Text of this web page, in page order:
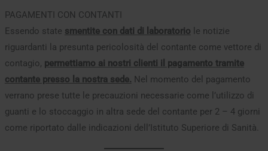
PAGAMENTI CON CONTANTI
Essendo state smentite con dati di laboratorio le notizie
riguardanti la presunta pericolosità del contante come vettore di
contagio, permettiamo ai nostri clienti il pagamento tramite
contante presso la nostra sede. Nel momento del pagamento
verrano prese tutte le precauzioni necessarie come l’utilizzo di
guanti e lo stoccaggio in altra sede del contante per 2 – 4 giorni
come riportato dalle indicazioni dell’Istituto Superiore di Sanità.